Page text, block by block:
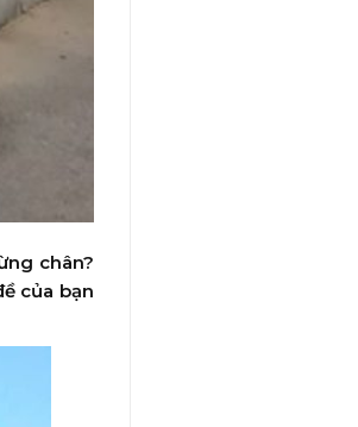
chân?
của bạn